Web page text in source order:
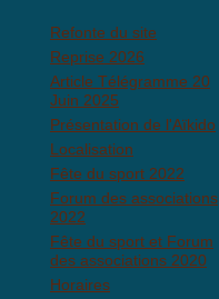
Refonte du site
Reprise 2026
Article Télégramme 20
Juin 2025
Présentation de l'Aïkido
Localisation
Fête du sport 2022
Forum des associations
2022
Fête du sport et Forum
des associations 2020
Horaires